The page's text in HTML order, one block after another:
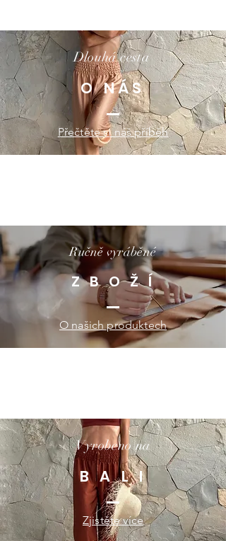
Dlouhá cesta
O NÁS
Přečtěte si náš příběh
Ručně vyráběné
Z B O Ž Í
O našich produktech
Vyrobeno na
B A L I
Zjistěte více